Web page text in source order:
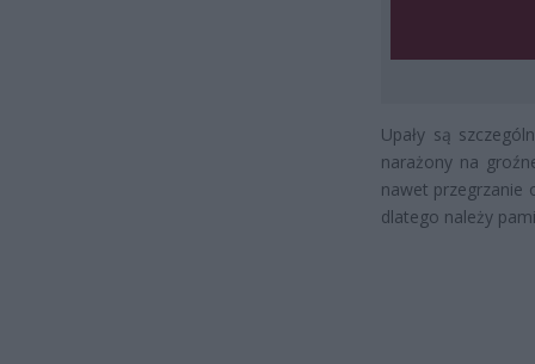
Upały są
narażony na
nawet przegrzanie
dlatego należy